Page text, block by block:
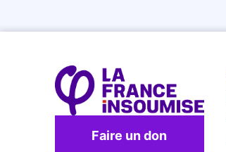
Faire un don